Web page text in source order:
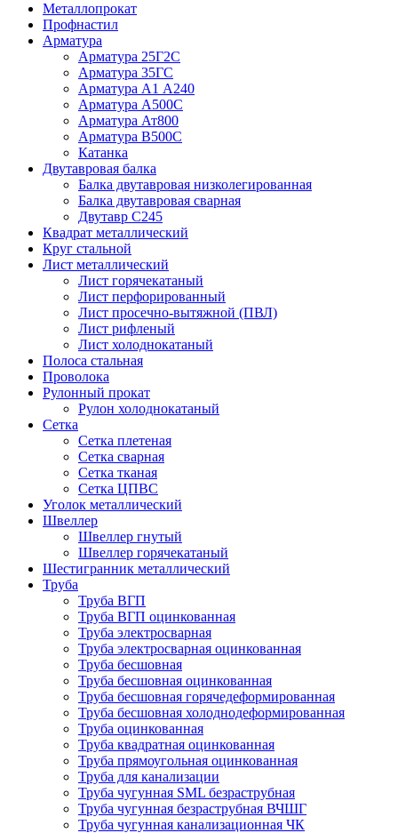
Металлопрокат
Профнастил
Арматура
Арматура 25Г2С
Арматура 35ГС
Арматура А1 А240
Арматура А500С
Арматура Ат800
Арматура В500С
Катанка
Двутавровая балка
Балка двутавровая низколегированная
Балка двутавровая сварная
Двутавр С245
Квадрат металлический
Круг стальной
Лист металлический
Лист горячекатаный
Лист перфорированный
Лист просечно-вытяжной (ПВЛ)
Лист рифленый
Лист холоднокатаный
Полоса стальная
Проволока
Рулонный прокат
Рулон холоднокатаный
Сетка
Сетка плетеная
Сетка сварная
Сетка тканая
Сетка ЦПВС
Уголок металлический
Швеллер
Швеллер гнутый
Швеллер горячекатаный
Шестигранник металлический
Труба
Труба ВГП
Труба ВГП оцинкованная
Труба электросварная
Труба электросварная оцинкованная
Труба бесшовная
Труба бесшовная оцинкованная
Труба бесшовная горячедеформированная
Труба бесшовная холоднодеформированная
Труба оцинкованная
Труба квадратная оцинкованная
Труба прямоугольная оцинкованная
Труба для канализации
Труба чугунная SML безраструбная
Труба чугунная безраструбная ВЧШГ
Труба чугунная канализационная ЧК